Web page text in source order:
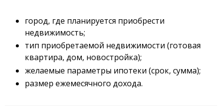
город, где планируется приобрести
недвижимость;
тип приобретаемой недвижимости (готовая
квартира, дом, новостройка);
желаемые параметры ипотеки (срок, сумма);
размер ежемесячного дохода.